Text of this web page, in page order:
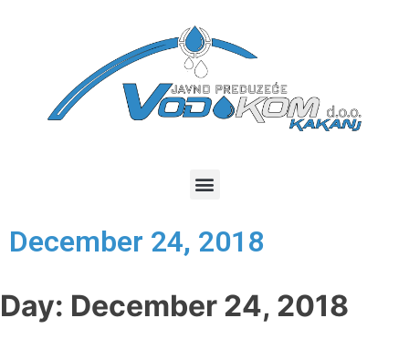
December 24, 2018
Day: December 24, 2018